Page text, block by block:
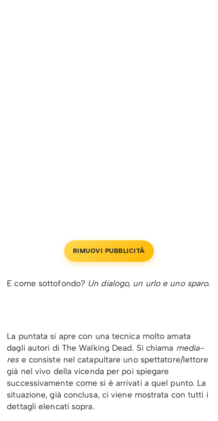
RIMUOVI PUBBLICITÀ
E come sottofondo? Un dialogo, un urlo e uno sparo.
La puntata si apre con una tecnica molto amata
dagli autori di The Walking Dead. Si chiama media-
rese consiste nel catapultare uno spettatore/lettore
già nel vivo della vicenda per poi spiegare
successivamente come si è arrivati a quel punto. La
situazione, già conclusa, ci viene mostrata con tutti i
dettagli elencati sopra.